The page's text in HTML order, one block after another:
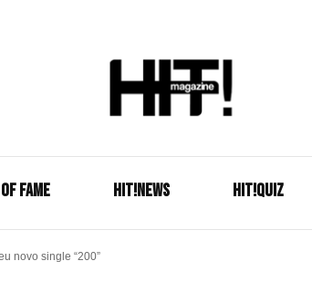
FAME HIT!NEWS HIT!Quiz
novo single “200”